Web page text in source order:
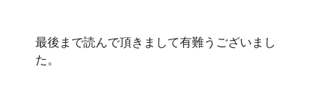
最後まで読んで頂きまして有難うございまし
た。